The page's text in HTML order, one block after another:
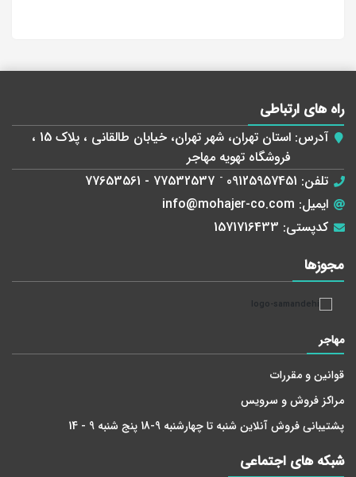
راه های ارتباطی
آدرس:
استان تهران، شهر تهران، خیابان طالقانی ، پلاک 15 ،
فروشگاه تهویه مهاجر
تلفن: 09125957451
-
77532537 - 77653561
ایمیل: info@mohajer-co.com
کدپستی: 1571716433
مجوز‌ها
مهاجر
قوانین و مقررات
مراکز فروش و سرویس
پشتیبانی فروش آنلاین شنبه تا چهارشنبه 9-18 پنج شنبه 9 - 14
شبکه های اجتماعی